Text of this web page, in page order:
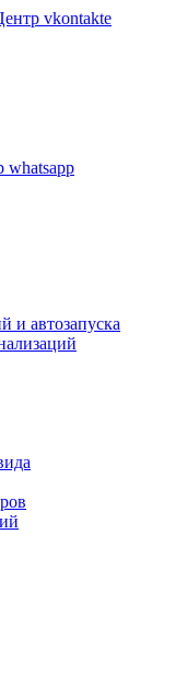
и автозапуска